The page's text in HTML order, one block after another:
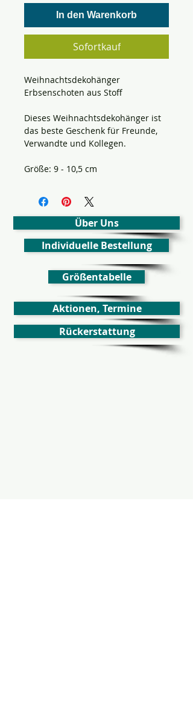
In den Warenkorb
Sofortkauf
Weihnachtsdekohänger
Erbsenschoten aus Stoff
Dieses Weihnachtsdekohänger ist
das beste Geschenk für Freunde,
Verwandte und Kollegen.
Größe: 9 - 10,5 cm
Über Uns
Individuelle Bestellung
Größentabelle
Aktionen, Termine
Rückerstattung